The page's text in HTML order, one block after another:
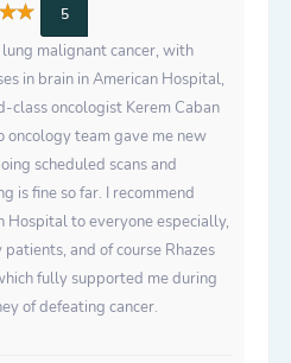
5
malignant cancer, with
in brain in American Hospital,
class oncologist Kerem Caban
oncology team gave me new
scheduled scans and
is fine so far. I recommend
Hospital to everyone especially,
and of course Rhazes
fully supported me during
of defeating cancer.